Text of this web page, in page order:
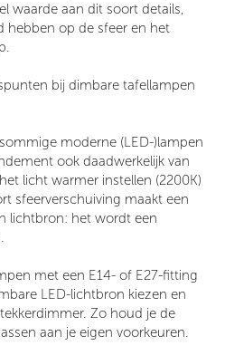
waarde aan dit soort details,
hebben op de sfeer en het
bij dimbare tafellampen
sommige moderne (LED-)lampen
ook daadwerkelijk van
licht warmer instellen (2200K)
sfeerverschuiving maakt een
lichtbron: het wordt een
met een E14- of E27-fitting
LED-lichtbron kiezen en
Zo houd je de
aan je eigen voorkeuren.